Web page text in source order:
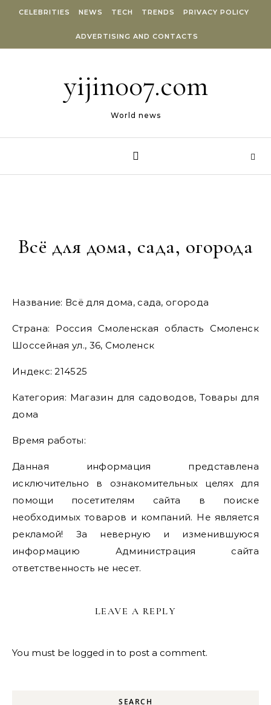
CELEBRITIES NEWS TECH TRENDS PRIVACY POLICY
ADVERTISING AND CONTACTS
yijin007.com
World news
Всё для дома, сада, огорода
Название: Всё для дома, сада, огорода
Страна: Россия Смоленская область Смоленск
Шоссейная ул., 36, Смоленск
Индекс: 214525
Категория: Магазин для садоводов, Товары для
дома
Время работы:
Данная информация представлена
исключительно в ознакомительных целях для
помощи посетителям сайта в поиске
необходимых товаров и компаний. Не является
рекламой! За неверную и изменившуюся
информацию Администрация сайта
ответственность не несет.
LEAVE A REPLY
You must be logged in to post a comment.
SEARCH